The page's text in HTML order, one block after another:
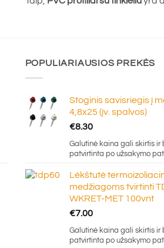
POPULIARIAUSIOS PREKĖS
Stoginis savisriegis į
4,8x25 (įv. spalvos)
€8.30
Galutinė kaina gali skirtis ir
patvirtinta po užsakymo
Lėkštutė
medžiagoms tvirtinti
WKRET-MET 100vnt
€7.00
Galutinė kaina gali skirtis ir
patvirtinta po užsakymo